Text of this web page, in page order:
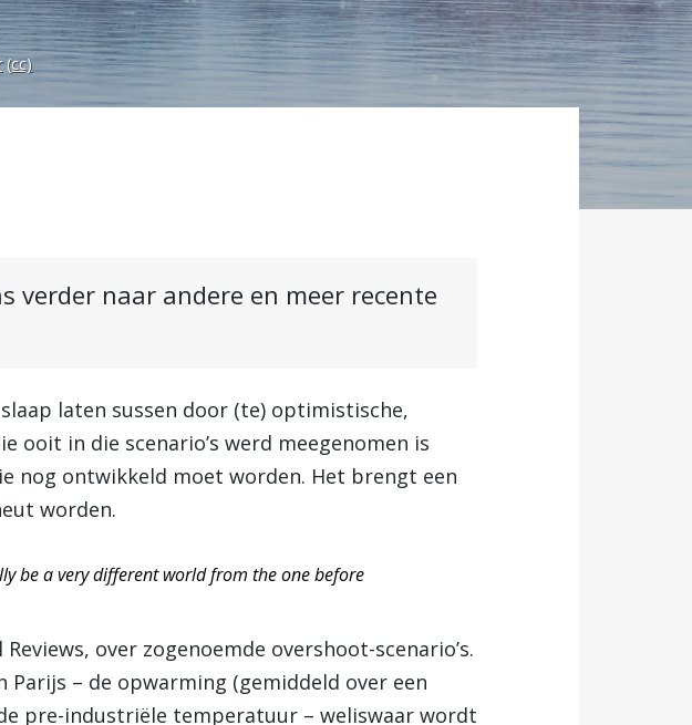
(cc)
verder naar andere en meer recente
laten sussen door (te) optimistische,
ooit in die scenario’s werd meegenomen is
nog ontwikkeld moet worden. Het brengt een
worden.
be a very different world from the one before
Reviews, over zogenoemde overshoot-scenario’s.
Parijs – de opwarming (gemiddeld over een
pre-industriële temperatuur – weliswaar wordt